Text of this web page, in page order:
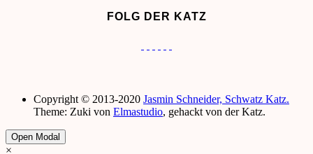
FOLG DER KATZ
Copyright © 2013-2020 Jasmin Schneider, Schwatz Katz.
Theme: Zuki von Elmastudio, gehackt von der Katz.
Open Modal
×